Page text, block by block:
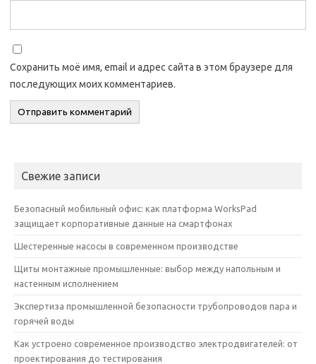
Сохранить моё имя, email и адрес сайта в этом браузере для
последующих моих комментариев.
Свежие записи
Безопасный мобильный офис: как платформа WorksPad
защищает корпоративные данные на смартфонах
Шестеренные насосы в современном производстве
Щиты монтажные промышленные: выбор между напольным и
настенным исполнением
Экспертиза промышленной безопасности трубопроводов пара и
горячей воды
Как устроено современное производство электродвигателей: от
проектирования до тестирования